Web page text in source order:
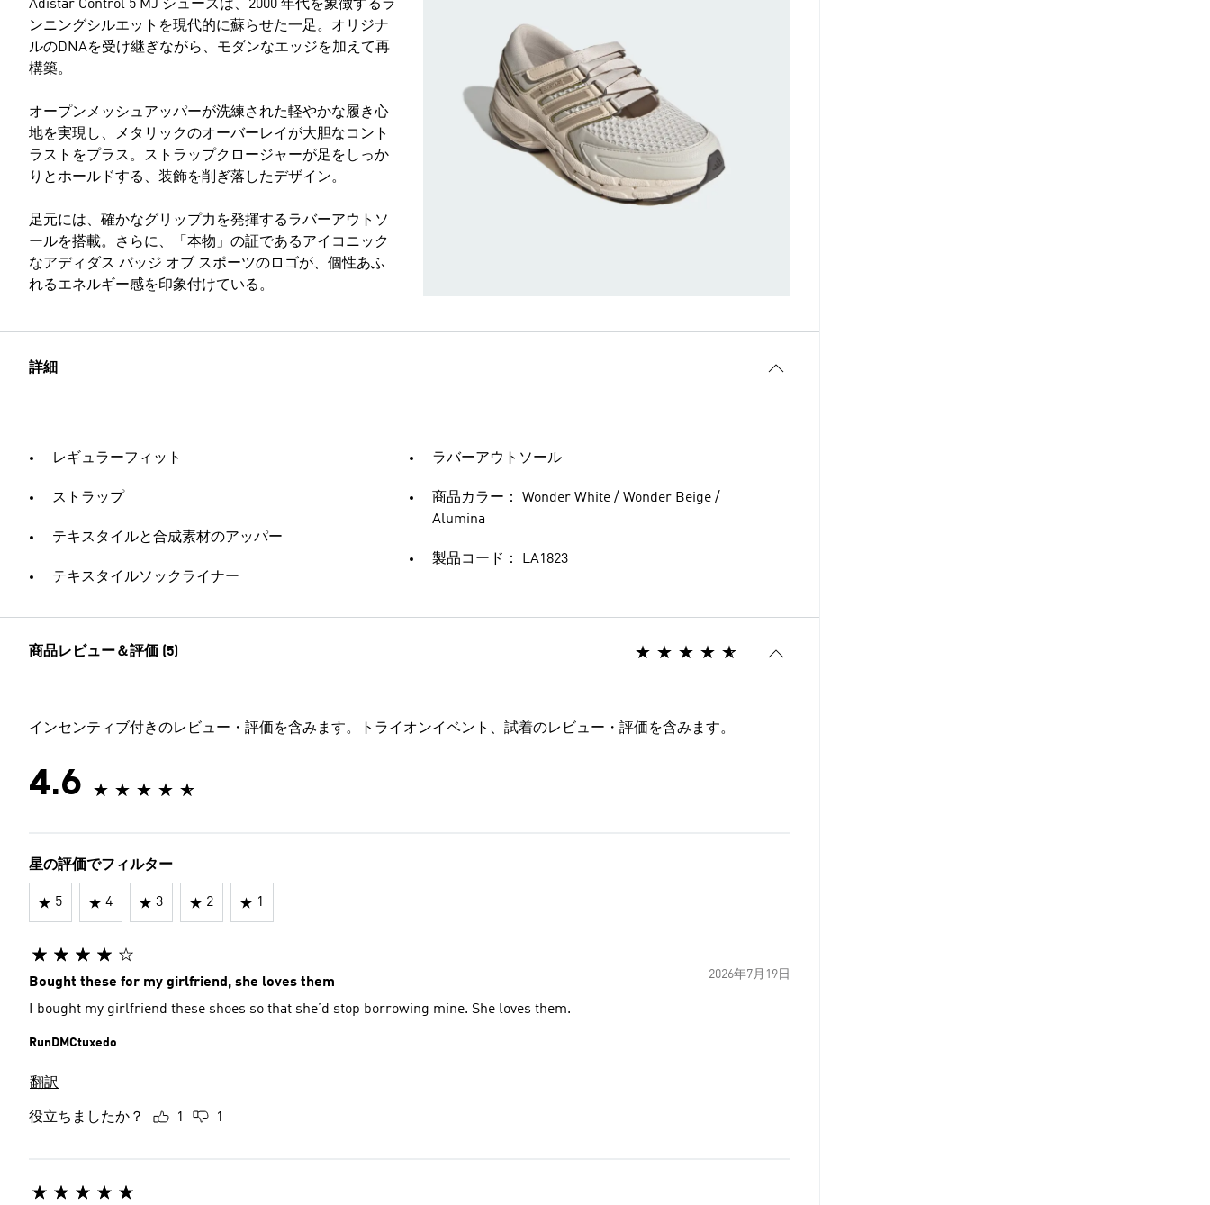
Adistar Control 5 MJ シューズは、2000 年代を象徴するラ
ンニングシルエットを現代的に蘇らせた一足。オリジナ
ルのDNAを受け継ぎながら、モダンなエッジを加えて再
構築。
オープンメッシュアッパーが洗練された軽やかな履き心
地を実現し、メタリックのオーバーレイが大胆なコント
ラストをプラス。ストラップクロージャーが足をしっか
りとホールドする、装飾を削ぎ落したデザイン。
足元には、確かなグリップ力を発揮するラバーアウトソ
ールを搭載。さらに、「本物」の証であるアイコニック
なアディダス バッジ オブ スポーツのロゴが、個性あふ
れるエネルギー感を印象付けている。
詳細
レギュラーフィット
ストラップ
テキスタイルと合成素材のアッパー
テキスタイルソックライナー
ラバーアウトソール
商品カラー： Wonder White / Wonder Beige /
Alumina
製品コード： LA1823
商品レビュー＆評価 (5)
インセンティブ付きのレビュー・評価を含みます。トライオンイベント、試着のレビュー・評価を含みます。
4.6
星の評価でフィルター
5 4 3 2 1
2026年7月19日
Bought these for my girlfriend, she loves them
I bought my girlfriend these shoes so that she’d stop borrowing mine. She loves them.
RunDMCtuxedo
翻訳
役立ちましたか？ 1 1